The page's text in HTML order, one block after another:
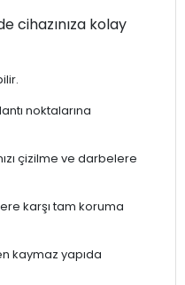
cihazınıza kolay
noktalarına
çizilme ve darbelere
karşı tam koruma
kaymaz yapıda